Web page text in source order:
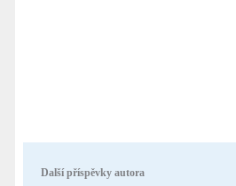
Další příspěvky autora